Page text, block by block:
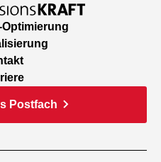
Postfach